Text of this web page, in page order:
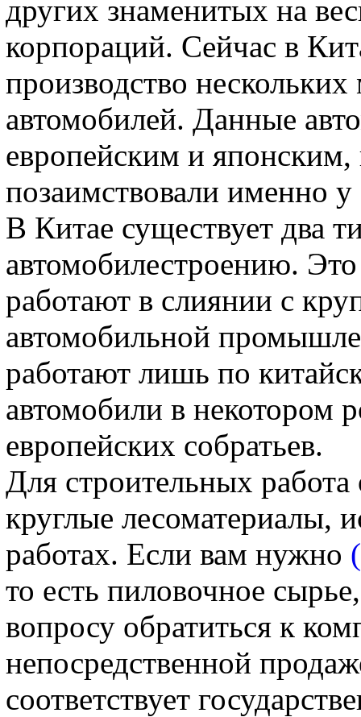
других знаменитых на
корпораций. Сейчас в
производство
автомобилей. Данные
европейским и
позаимствовали именно у
В Китае существует два
автомобилестроению.
работают в слиянии с
автомобильной
работают лишь по
автомобили в некотором
европейских собратьев.
Для строительных
круглые лесоматериалы,
работах. Если вам нужно
то есть пиловочное
вопросу обратиться к
непосредственной
соответствует